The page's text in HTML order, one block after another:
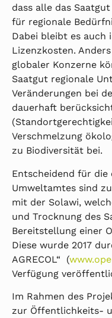
dass alle das
für regionale
Dabei bleibt es auch
Lizenzkosten.
globaler Konzerne
Saatgut regionale
Veränderungen bei
dauerhaft
Verschmelzung
zu Biodiversität bei.
Entscheidend für
Umweltamtes sind
mit der Solawi,
und Trocknung des
Bereitstellung einer
Diese wurde 2017
AGRECOL“ (
Verfügung
Im Rahmen des
zur Öffentlichkeits-